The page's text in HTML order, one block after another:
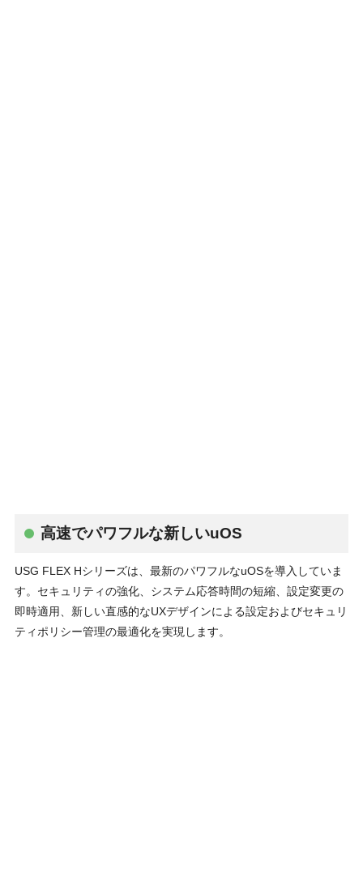
⾼速でパワフルな新しいuOS
USG FLEX Hシリーズは、最新のパワフルなuOSを導⼊していま
す。セキュリティの強化、システム応答時間の短縮、設定変更の
即時適⽤、新しい直感的なUXデザインによる設定およびセキュリ
ティポリシー管理の最適化を実現します。